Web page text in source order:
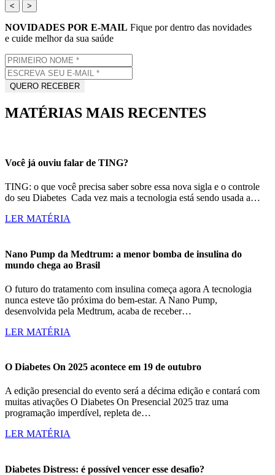
< >
NOVIDADES POR E-MAIL Fique por dentro das novidades
e cuide melhor da sua saúde
MATÉRIAS MAIS RECENTES
Você já ouviu falar de TING?
TING: o que você precisa saber sobre essa nova sigla e o controle
do seu Diabetes Cada vez mais a tecnologia está sendo usada a…
LER MATÉRIA
Nano Pump da Medtrum: a menor bomba de insulina do
mundo chega ao Brasil
O futuro do tratamento com insulina começa agora A tecnologia
nunca esteve tão próxima do bem-estar. A Nano Pump,
desenvolvida pela Medtrum, acaba de receber…
LER MATÉRIA
O Diabetes On 2025 acontece em 19 de outubro
A edição presencial do evento será a décima edição e contará com
muitas ativações O Diabetes On Presencial 2025 traz uma
programação imperdível, repleta de…
LER MATÉRIA
Diabetes Distress: é possível vencer esse desafio?